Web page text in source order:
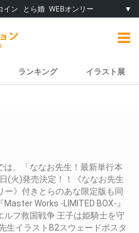
イン とら婚 WEBオンリー ▼
ランキング イラスト展
は、「ななお先生！最新単行本
(火)発売決定！！《ななお先生
ー》付きとらのあな限定版も同
Works -LIMITED BOX-』
フ救国戦争 王子は姫騎士を守
生イラストB2スウェードポスタ